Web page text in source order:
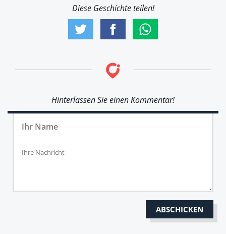
Diese Geschichte teilen!
Hinterlassen Sie einen Kommentar!